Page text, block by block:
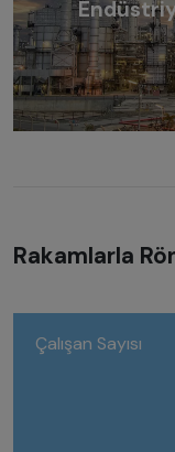
Rakamlarla
Çalışan Sayısı